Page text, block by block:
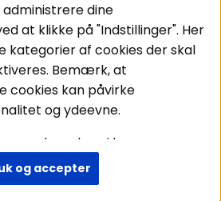
Følg os
Instagram
Facebook
Youtube
2026 - BRL Electronics
dine
at klikke på "Indstillinger". Her
kategorier af cookies der skal
Bemærk, at
cookies kan påvirke
og ydeevne.
om, hvordan vi bruger
dine personoplysninger, læs
. Ved at fortsætte
og accepter